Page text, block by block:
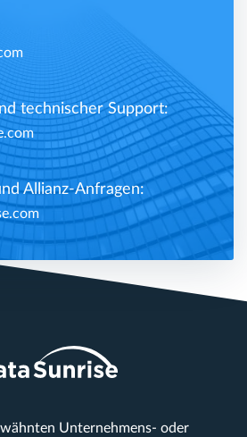
technischer Support:
Allianz-Anfragen:
Unternehmens- oder